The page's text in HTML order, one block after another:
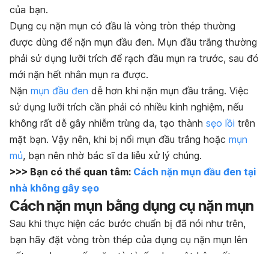
của bạn.
Dụng cụ nặn mụn có đầu là vòng tròn thép thường
được dùng để nặn mụn đầu đen. Mụn đầu trắng thường
phải sử dụng lưỡi trích để rạch đầu mụn ra trước, sau đó
mới nặn hết nhân mụn ra được.
Nặn mụn đầu đen dễ hơn khi nặn mụn đầu trắng. Việc
sử dụng lưỡi trích cần phải có nhiều kinh nghiệm, nếu
không rất dễ gây nhiễm trùng da, tạo thành sẹo lồi trên
mặt bạn. Vậy nên, khi bị nổi mụn đầu trắng hoặc mụn
mủ, bạn nên nhờ bác sĩ da liễu xử lý chúng.
>>> Bạn có thể quan tâm: Cách nặn mụn đầu đen tại
nhà không gây sẹo
Cách nặn mụn bằng dụng cụ nặn mụn
Sau khi thực hiện các bước chuẩn bị đã nói như trên,
bạn hãy đặt vòng tròn thép của dụng cụ nặn mụn lên